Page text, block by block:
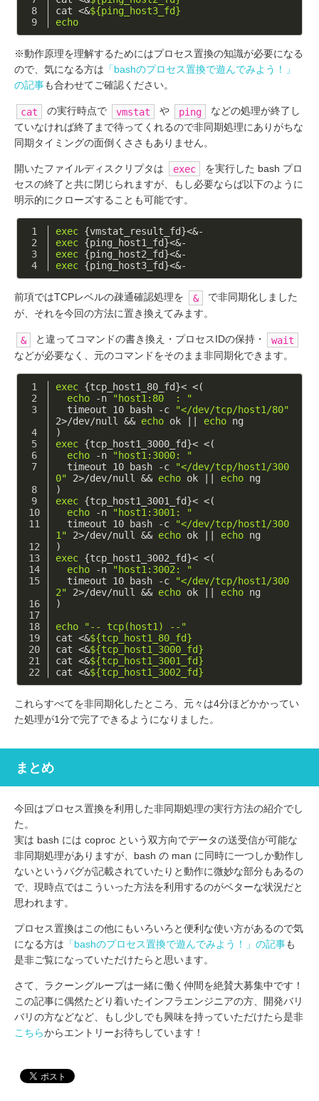
cat <&${ping_host3_fd}
echo
※動作原理を理解するためにはプロセス置換の知識が必要になる
ので、気になる方は 「bashのプロセス置換で遊んでみよう！」
の記事も合わせてご確認ください。
cat の実行時点で vmstat や ping
などの処理が終了し
ていなければ終了まで待ってくれるので非同期処理にありがちな
同期タイミングの面倒くささもありません。
開いたファイルディスクリプタは exec
を実行した bash プロ
セスの終了と共に閉じられますが、もし必要ならば以下のように
明示的にクローズすることも可能です。
exec {vmstat_result_fd}<&-
exec {ping_host1_fd}<&-
exec {ping_host2_fd}<&-
exec {ping_host3_fd}<&-
前項ではTCPレベルの疎通確認処理を &
で非同期化しました
が、それを今回の方法に置き換えてみます。
& と違ってコマンドの書き換え・プロセスIDの保持・
wait
などが必要なく、元のコマンドをそのまま非同期化できます。
exec {tcp_host1_80_fd}< <(
echo -n
"host1:80  : "
  timeout 10 bash -c
"</dev/tcp/host1/80"
2>/dev/null && echo ok || echo ng
)
exec {tcp_host1_3000_fd}< <(
echo -n
"host1:3000: "
  timeout 10 bash -c
"</dev/tcp/host1/300
0" 2>/dev/null && echo ok || echo ng
)
exec {tcp_host1_3001_fd}< <(
echo -n
"host1:3001: "
  timeout 10 bash -c
"</dev/tcp/host1/300
1" 2>/dev/null && echo ok || echo ng
)
exec {tcp_host1_3002_fd}< <(
echo -n
"host1:3002: "
  timeout 10 bash -c
"</dev/tcp/host1/300
2" 2>/dev/null && echo ok || echo ng
)
echo
"-- tcp(host1) --"
cat <&${tcp_host1_80_fd}
cat <&${tcp_host1_3000_fd}
cat <&${tcp_host1_3001_fd}
cat <&${tcp_host1_3002_fd}
これらすべてを非同期化したところ、元々は4分ほどかかってい
た処理が1分で完了できるようになりました。
まとめ
今回はプロセス置換を利用した非同期処理の実行方法の紹介でし
た。
実は bash には coproc という双方向でデータの送受信が可能な
非同期処理がありますが、bash の man に同時に一つしか動作し
ないというバグが記載されていたりと動作に微妙な部分もあるの
で、現時点ではこういった方法を利用するのがベターな状況だと
思われます。
プロセス置換はこの他にもいろいろと便利な使い方があるので気
になる方は 「bashのプロセス置換で遊んでみよう！」の記事も
是非ご覧になっていただけたらと思います。
さて、ラクーングループは一緒に働く仲間を絶賛大募集中です！
この記事に偶然たどり着いたインフラエンジニアの方、開発バリ
バリの方などなど、もし少しでも興味を持っていただけたら是非
こちらからエントリーお待ちしています！